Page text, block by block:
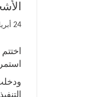
24 أبريل، 2022
التنفيذ في عام 2012